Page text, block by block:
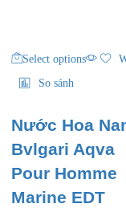
Select options
So sánh
Nước Hoa
Bvlgari Aqva
Pour Homme
Marine EDT